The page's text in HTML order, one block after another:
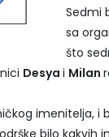
Sedmi
sa
što
Desya i Milan
imenitelja,
bilo kakvih